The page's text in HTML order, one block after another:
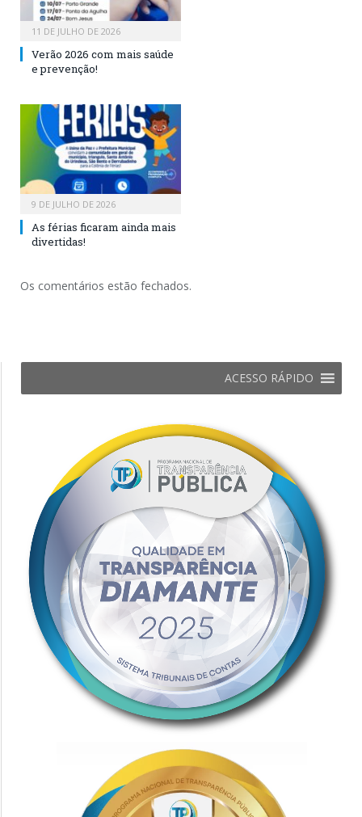
11 DE JULHO DE 2026
Verão 2026 com mais saúde
e prevenção!
9 DE JULHO DE 2026
As férias ficaram ainda mais
divertidas!
Os comentários estão fechados.
ACESSO RÁPIDO